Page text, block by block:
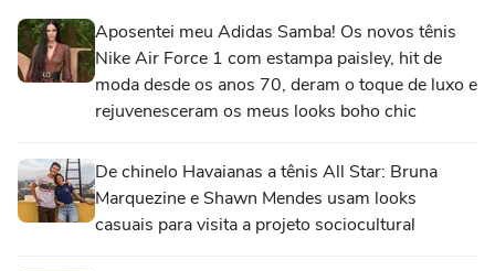
Aposentei meu Adidas Samba! Os novos tênis
Nike Air Force 1 com estampa paisley, hit de
moda desde os anos 70, deram o toque de luxo e
rejuvenesceram os meus looks boho chic
De chinelo Havaianas a tênis All Star: Bruna
Marquezine e Shawn Mendes usam looks
casuais para visita a projeto sociocultural